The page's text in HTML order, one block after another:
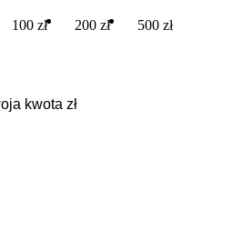
100 zł 200 zł 500 zł